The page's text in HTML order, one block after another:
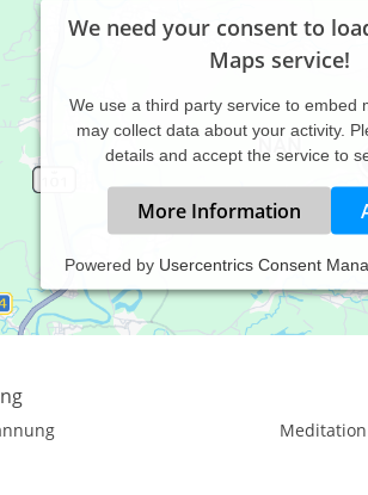
We need your consent to
Maps service!
We use a third party service to embed
may collect data about your activity.
details and accept the service to
More Information
Powered by Usercentrics Consent
Medizin, Heilkunde
Meditation